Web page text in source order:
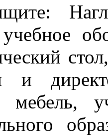
и
мебель,